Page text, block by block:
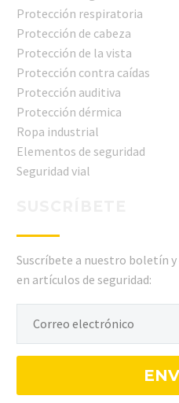
Protección respiratoria
Protección de cabeza
Protección de la vista
Protección contra caídas
Protección auditiva
Protección dérmica
Ropa industrial
Elementos de seguridad
Seguridad vial
Suscríbete a nuestro boletín
en artículos de seguridad: